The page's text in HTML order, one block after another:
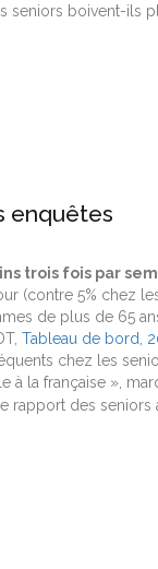
seniors boivent-ils
enquêtes
trois fois par
(contre 5% chez
de plus de 65
Tableau de bord,
chez les
à la française »,
rapport des seniors